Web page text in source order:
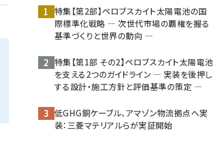
特集【第2部】ペロブスカイト太陽電池の国
際標準化戦略 ― 次世代市場の覇権を握る
基準づくりと世界の動向 ―
特集【第1部 その2】ペロブスカイト太陽電池
を支える2つのガイドライン ― 実装を後押し
する設計・施工方針と評価基準の策定 ―
低GHG銅ケーブル、アマゾン物流拠点へ実
装：三菱マテリアルらが実証開始